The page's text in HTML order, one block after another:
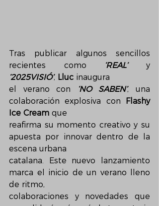
Tras publicar algunos sencillos
recientes como
‘REAL’
‘2025VISIÓ’, Lluc inaugura
el verano con
‘NO SABEN’, una
colaboración explosiva con
Flashy
Ice Cream que
reafirma su momento creativo y su
apuesta por innovar dentro de la
escena urbana
catalana. Este nuevo lanzamiento
marca el inicio de un verano lleno
de ritmo,
colaboraciones y novedades que